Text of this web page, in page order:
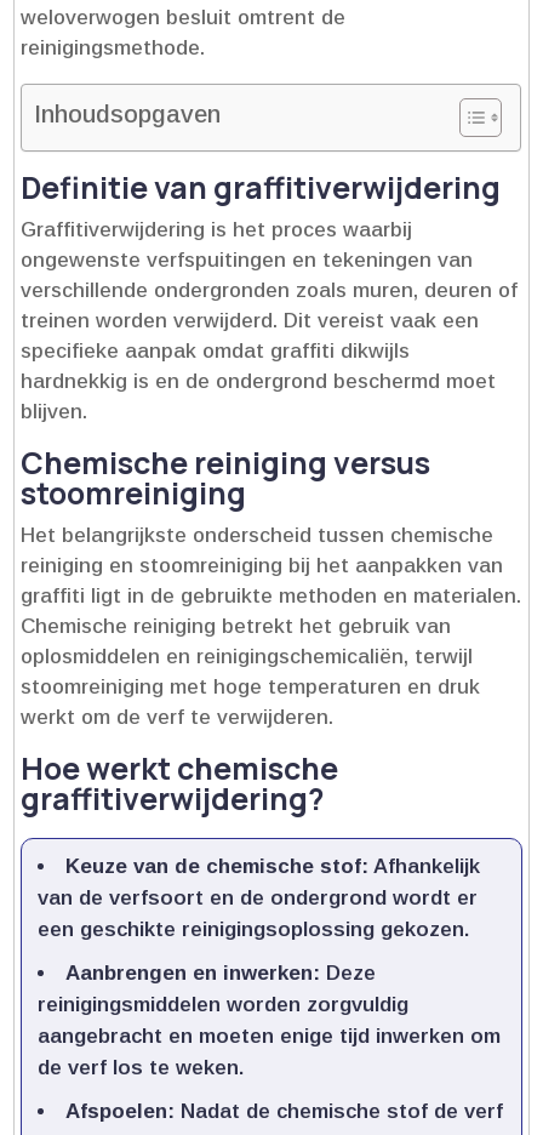
weloverwogen besluit omtrent de
reinigingsmethode.​
Inhoudsopgaven
Definitie van graffitiverwijdering
Graffitiverwijdering is het proces waarbij
ongewenste verfspuitingen en tekeningen van
verschillende ondergronden zoals muren, deuren of
treinen worden verwijderd.​ Dit vereist vaak een
specifieke aanpak omdat graffiti dikwijls
hardnekkig is en de ondergrond beschermd moet
blijven.​
Chemische reiniging versus
stoomreiniging
Het belangrijkste onderscheid tussen chemische
reiniging en stoomreiniging bij het aanpakken van
graffiti ligt in de gebruikte methoden en materialen.​
Chemische reiniging betrekt het gebruik van
oplosmiddelen en reinigingschemicaliën, terwijl
stoomreiniging met hoge temperaturen en druk
werkt om de verf te verwijderen.​
Hoe werkt chemische
graffitiverwijdering?
Keuze van de chemische stof: Afhankelijk
van de verfsoort en de ondergrond wordt er
een geschikte reinigingsoplossing gekozen.​
Aanbrengen en inwerken: Deze
reinigingsmiddelen worden zorgvuldig
aangebracht en moeten enige tijd inwerken om
de verf los te weken.​
Afspoelen: Nadat de chemische stof de verf